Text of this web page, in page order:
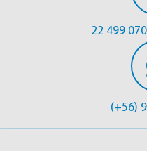
22 499
(+56)